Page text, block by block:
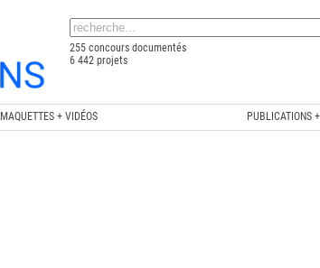
255 concours documentés
6 442 projets
MAQUETTES + VIDÉOS PUBLICATIONS